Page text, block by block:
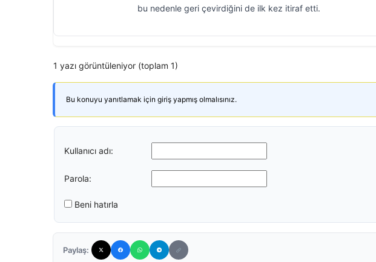
bu nedenle geri çevirdiğini de ilk kez itiraf etti.
1 yazı görüntüleniyor (toplam 1)
Bu konuyu yanıtlamak için giriş yapmış olmalısınız.
Kullanıcı adı:
Parola:
Beni hatırla
Paylaş: